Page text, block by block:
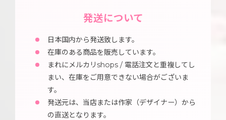
発送について
日本国内から発送致します。
在庫のある商品を販売しています。
まれにメルカリshops / 電話注文と重複してし
まい、在庫をご用意できない場合がございま
す。
発送元は、当店または作家（デザイナー）から
の直送となります。